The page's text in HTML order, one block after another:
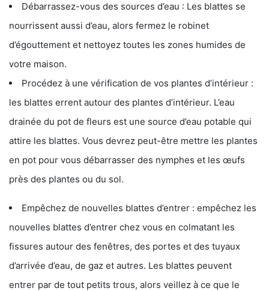
Débarrassez-vous des sources d’eau : Les blattes se
nourrissent aussi d’eau, alors fermez le robinet
d’égouttement et nettoyez toutes les zones humides de
votre maison.
Procédez à une vérification de vos plantes d’intérieur :
les blattes errent autour des plantes d’intérieur. L’eau
drainée du pot de fleurs est une source d’eau potable qui
attire les blattes. Vous devrez peut-être mettre les plantes
en pot pour vous débarrasser des nymphes et les œufs
près des plantes ou du sol.
Empêchez de nouvelles blattes d’entrer : empêchez les
nouvelles blattes d’entrer chez vous en colmatant les
fissures autour des fenêtres, des portes et des tuyaux
d’arrivée d’eau, de gaz et autres. Les blattes peuvent
entrer par de tout petits trous, alors veillez à ce que le